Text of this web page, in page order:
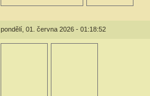
pondělí, 01. června 2026 - 01:18:52